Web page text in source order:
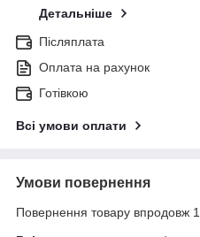
Детальніше
Післяплата
Оплата на рахунок
Готівкою
Всі умови оплати
Умови повернення
Повернення товару впродовж